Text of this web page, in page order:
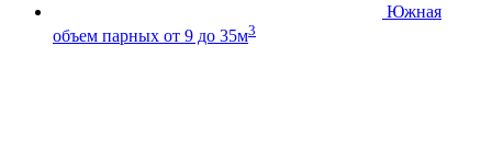
Южная
объем парных от 9 до 35м3